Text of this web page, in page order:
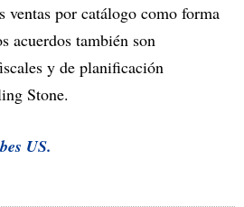
ventas por catálogo como forma
acuerdos también son
y de planificación
Stone.
US.